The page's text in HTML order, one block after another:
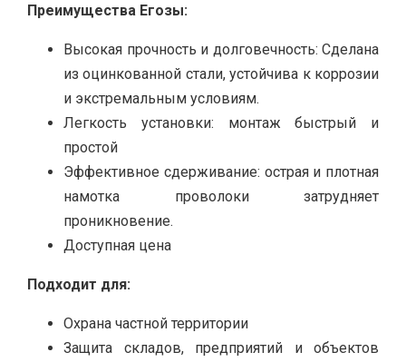
Преимущества Егозы:
Высокая прочность и долговечность: Сделана
из оцинкованной стали, устойчива к коррозии
и экстремальным условиям.
Легкость установки: монтаж быстрый и
простой
Эффективное сдерживание: острая и плотная
намотка проволоки затрудняет
проникновение.
Доступная цена
Подходит для:
Охрана частной территории
Защита складов, предприятий и объектов